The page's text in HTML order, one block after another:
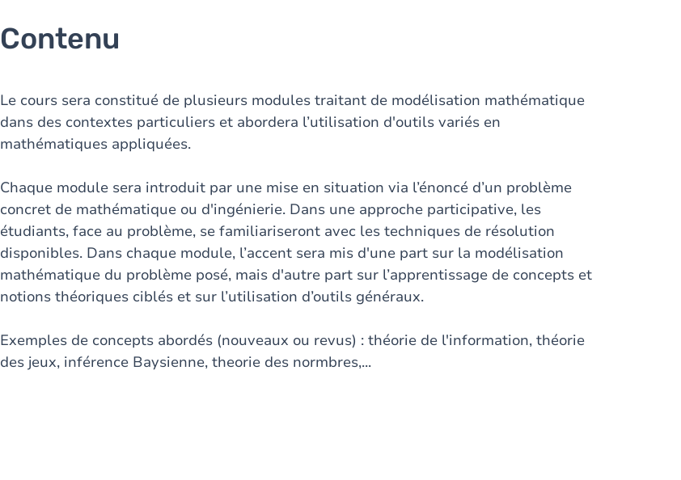
Contenu
Le cours sera constitué de plusieurs modules traitant de modélisation mathématique
dans des contextes particuliers et abordera l’utilisation d'outils variés en
mathématiques appliquées.
Chaque module sera introduit par une mise en situation via l’énoncé d’un problème
concret de mathématique ou d'ingénierie. Dans une approche participative, les
étudiants, face au problème, se familiariseront avec les techniques de résolution
disponibles. Dans chaque module, l’accent sera mis d'une part sur la modélisation
mathématique du problème posé, mais d'autre part sur l’apprentissage de concepts et
notions théoriques ciblés et sur l’utilisation d’outils généraux.
Exemples de concepts abordés (nouveaux ou revus) : théorie de l'information, théorie
des jeux, inférence Baysienne, theorie des normbres,...